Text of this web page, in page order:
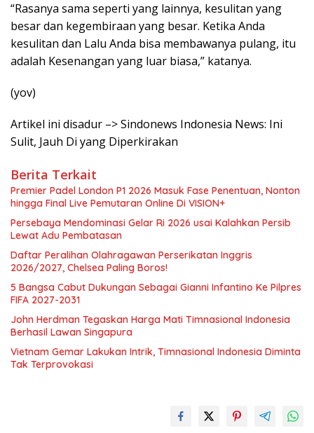
“Rasanya sama seperti yang lainnya, kesulitan yang
besar dan kegembiraan yang besar. Ketika Anda
kesulitan dan Lalu Anda bisa membawanya pulang, itu
adalah Kesenangan yang luar biasa,” katanya.
(yov)
Artikel ini disadur –> Sindonews Indonesia News: Ini
Sulit, Jauh Di yang Diperkirakan
Berita Terkait
Premier Padel London P1 2026 Masuk Fase Penentuan, Nonton
hingga Final Live Pemutaran Online Di VISION+
Persebaya Mendominasi Gelar Ri 2026 usai Kalahkan Persib
Lewat Adu Pembatasan
Daftar Peralihan Olahragawan Perserikatan Inggris
2026/2027, Chelsea Paling Boros!
5 Bangsa Cabut Dukungan Sebagai Gianni Infantino Ke Pilpres
FIFA 2027-2031
John Herdman Tegaskan Harga Mati Timnasional Indonesia
Berhasil Lawan Singapura
Vietnam Gemar Lakukan Intrik, Timnasional Indonesia Diminta
Tak Terprovokasi